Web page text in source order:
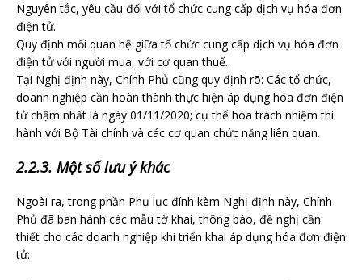
Nguyên tắc, yêu cầu đối với tổ chức cung cấp dịch vụ hóa đơn
điện tử.
Quy định mối quan hệ giữa tổ chức cung cấp dịch vụ hóa đơn
điện tử với người mua, với cơ quan thuế.
Tại Nghị định này, Chính Phủ cũng quy định rõ: Các tổ chức,
doanh nghiệp cần hoàn thành thực hiện áp dụng hóa đơn điện
tử chậm nhất là ngày 01/11/2020; cụ thể hóa trách nhiệm thi
hành với Bộ Tài chính và các cơ quan chức năng liên quan.
2.2.3. Một số lưu ý khác
Ngoài ra, trong phần Phụ lục đính kèm Nghị định này, Chính
Phủ đã ban hành các mẫu tờ khai, thông báo, đề nghị cần
thiết cho các doanh nghiệp khi triển khai áp dụng hóa đơn điện
tử: